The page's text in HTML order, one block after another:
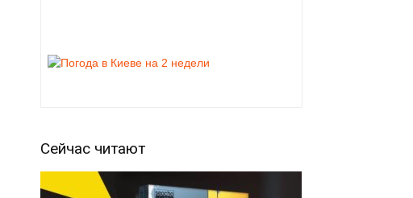
Сейчас читают